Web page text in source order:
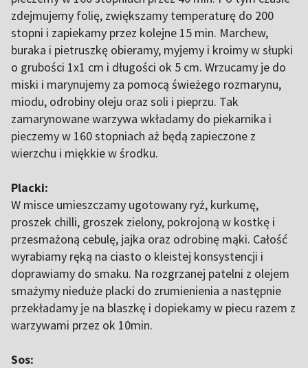
zdejmujemy folię, zwiększamy temperaturę do 200
stopni i zapiekamy przez kolejne 15 min. Marchew,
buraka i pietruszkę obieramy, myjemy i kroimy w słupki
o grubości 1x1 cm i długości ok 5 cm. Wrzucamy je do
miski i marynujemy za pomocą świeżego rozmarynu,
miodu, odrobiny oleju oraz soli i pieprzu. Tak
zamarynowane warzywa wkładamy do piekarnika i
pieczemy w 160 stopniach aż będą zapieczone z
wierzchu i miękkie w środku.
Placki:
W misce umieszczamy ugotowany ryż, kurkumę,
proszek chilli, groszek zielony, pokrojoną w kostkę i
przesmażoną cebulę, jajka oraz odrobinę mąki. Całość
wyrabiamy ręką na ciasto o kleistej konsystencji i
doprawiamy do smaku. Na rozgrzanej patelni z olejem
smażymy nieduże placki do zrumienienia a następnie
przekładamy je na blaszkę i dopiekamy w piecu razem z
warzywami przez ok 10min.
Sos: